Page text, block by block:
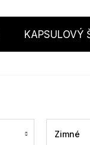
KAPSULOVÝ
Zimné